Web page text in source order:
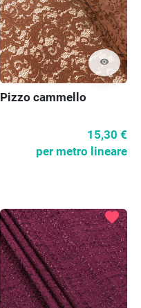
visibility
Pizzo cammello
15,30 €
per metro lineare
favorite